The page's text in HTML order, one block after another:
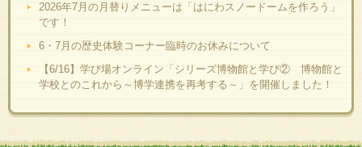
2026年7月の月替りメニューは「はにわスノードームを作ろう」
です！
6・7月の歴史体験コーナー臨時のお休みについて
【6/16】学び場オンライン「シリーズ博物館と学び② 博物館と
学校とのこれから～博学連携を再考する～」を開催しました！